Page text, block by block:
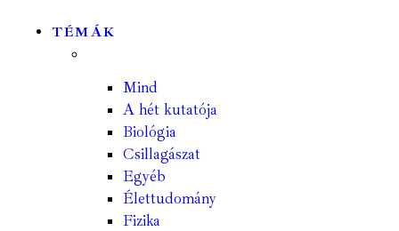
TÉMÁK
Mind
A hét kutatója
Biológia
Csillagászat
Egyéb
Élettudomány
Fizika